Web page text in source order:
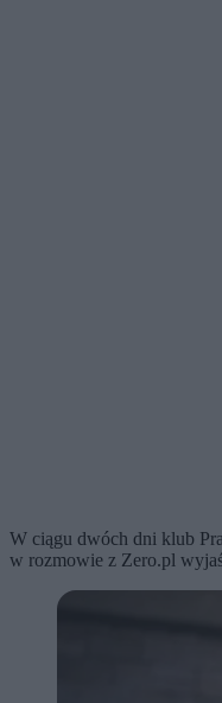
W ciągu dwóch dni klub
w rozmowie z Zero.pl